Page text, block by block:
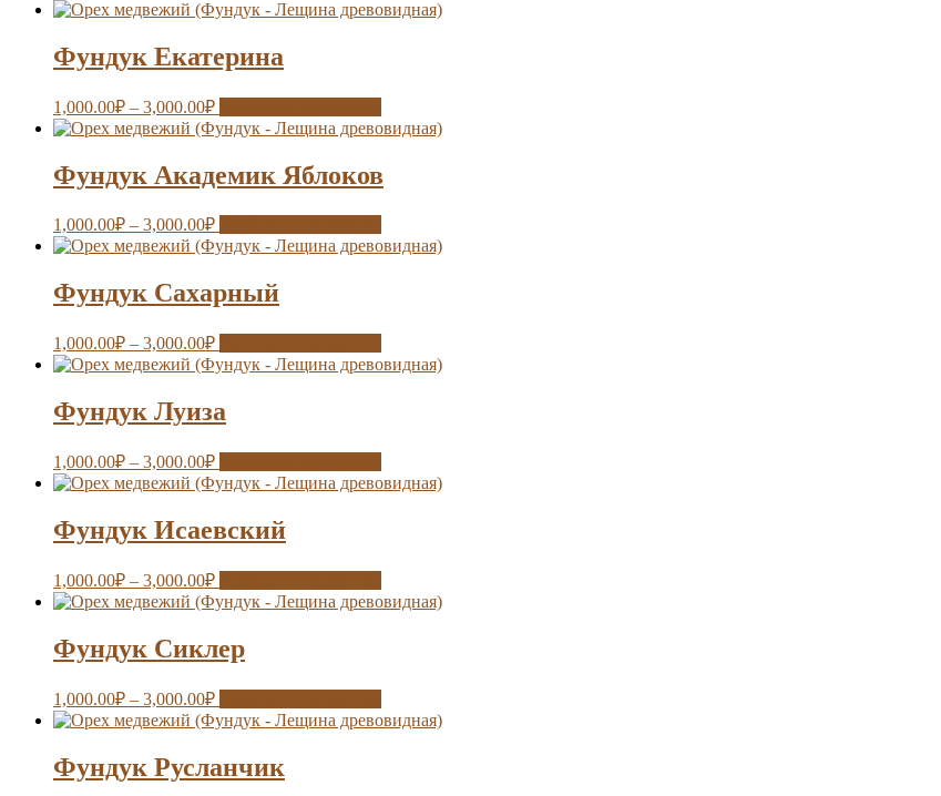
Фундук Екатерина
1,000.00₽ – 3,000.00₽
Фундук Академик Яблоков
1,000.00₽ – 3,000.00₽
Фундук Сахарный
1,000.00₽ – 3,000.00₽
Фундук Луиза
1,000.00₽ – 3,000.00₽
Фундук Исаевский
1,000.00₽ – 3,000.00₽
Фундук Сиклер
1,000.00₽ – 3,000.00₽
Фундук Русланчик